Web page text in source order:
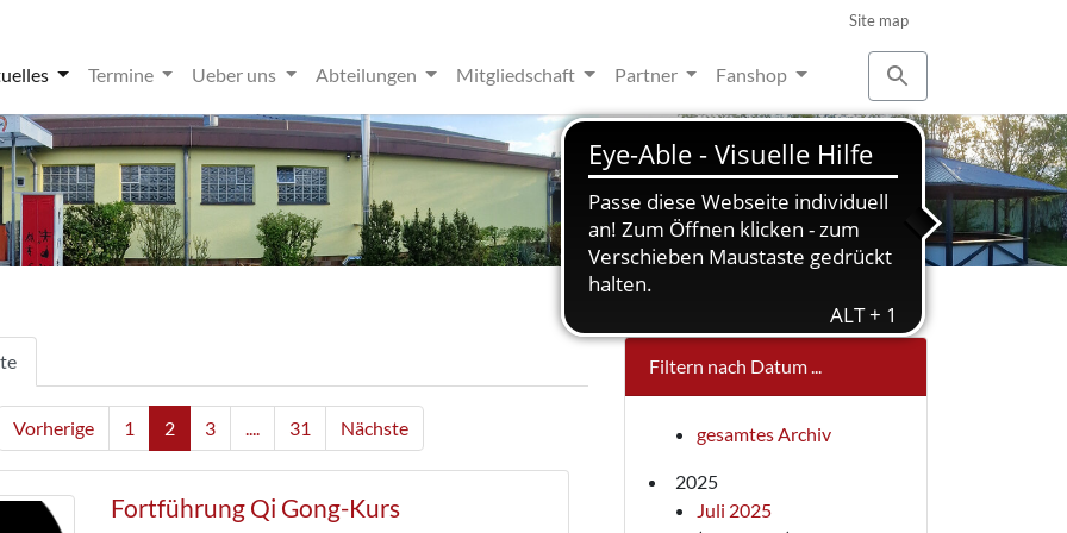
Site map
Termine Ueber uns Abteilungen Mitgliedschaft Partner Fanshop
Vorherige 1 2 3 .... 31 Nächste
Fortführung Qi Gong-Kurs
Filtern nach Datum ...
gesamtes Archiv
2025
Juli 2025